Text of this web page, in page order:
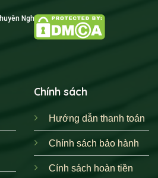
Chính sách
Hướng dẫn thanh toán
Chính sách bảo hành
Cính sách hoàn tiền